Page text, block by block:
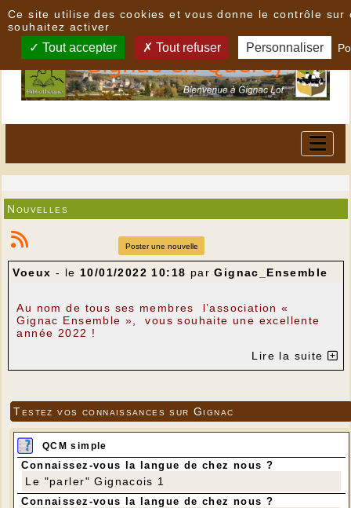
Nouvelles
Poster une nouvelle
Voeux - le 10/01/2022 10:18 parGignac_Ensemble
Au nom de tous ses membres l’association «
Gignac Ensemble », vous souhaite une excellente
année 2022 !
Lire la suite
Testez vos connaissances sur Gignac
QCM simple
Connaissez-vous la langue de chez nous ?
Le "parler" Gignacois 1
Connaissez-vous la langue de chez nous ?
Ce site utilise des cookies et vous donne le contrôle sur
souhaitez activer
Tout accepter Tout refuser Personnaliser